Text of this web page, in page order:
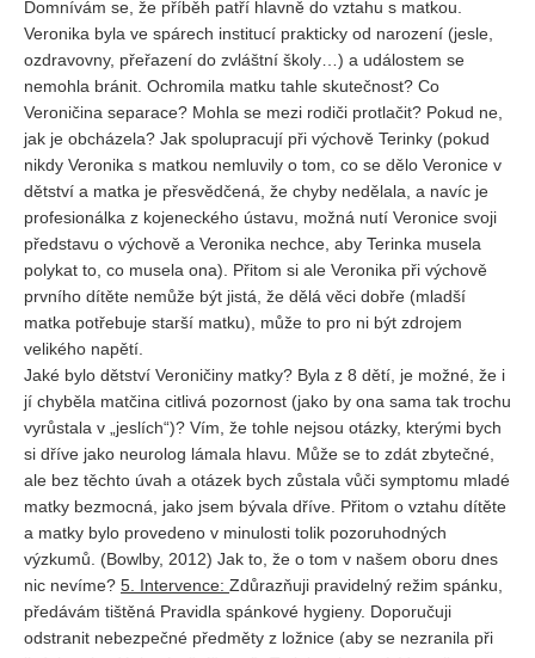
Domnívám se, že příběh patří hlavně do vztahu s matkou.
Veronika byla ve spárech institucí prakticky od narození (jesle,
ozdravovny, přeřazení do zvláštní školy…) a událostem se
nemohla bránit. Ochromila matku tahle skutečnost? Co
Veroničina separace? Mohla se mezi rodiči protlačit? Pokud ne,
jak je obcházela? Jak spolupracují při výchově Terinky (pokud
nikdy Veronika s matkou nemluvily o tom, co se dělo Veronice v
dětství a matka je přesvědčená, že chyby nedělala, a navíc je
profesionálka z kojeneckého ústavu, možná nutí Veronice svoji
představu o výchově a Veronika nechce, aby Terinka musela
polykat to, co musela ona). Přitom si ale Veronika při výchově
prvního dítěte nemůže být jistá, že dělá věci dobře (mladší
matka potřebuje starší matku), může to pro ni být zdrojem
velikého napětí.
Jaké bylo dětství Veroničiny matky? Byla z 8 dětí, je možné, že i
jí chyběla matčina citlivá pozornost (jako by ona sama tak trochu
vyrůstala v „jeslích“)? Vím, že tohle nejsou otázky, kterými bych
si dříve jako neurolog lámala hlavu. Může se to zdát zbytečné,
ale bez těchto úvah a otázek bych zůstala vůči symptomu mladé
matky bezmocná, jako jsem bývala dříve. Přitom o vztahu dítěte
a matky bylo provedeno v minulosti tolik pozoruhodných
výzkumů. (Bowlby, 2012) Jak to, že o tom v našem oboru dnes
nic nevíme? 5. Intervence: Zdůrazňuji pravidelný režim spánku,
předávám tištěná Pravidla spánkové hygieny. Doporučuji
odstranit nebezpečné předměty z ložnice (aby se nezranila při